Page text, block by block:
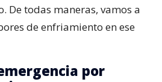
De todas maneras, vamos a
de enfriamiento en ese
por